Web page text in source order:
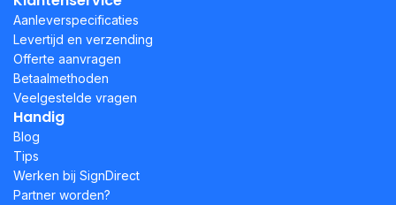
Aanleverspecificaties
Levertijd en verzending
Offerte aanvragen
Betaalmethoden
Veelgestelde vragen
Handig
Blog
Tips
Werken bij SignDirect
Partner worden?